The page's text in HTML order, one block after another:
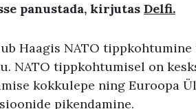
panustada, kirjutas Delfi.
Haagis NATO
NATO tippkohtumisel on
kokkulepe ning Euroopa
pikendamine.